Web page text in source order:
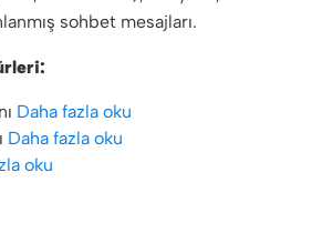
sohbet mesajları.
Daha fazla oku
Daha fazla oku
oku